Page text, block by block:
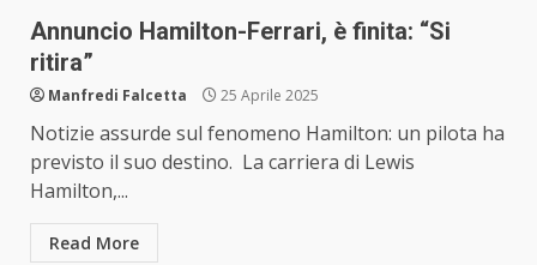
Annuncio Hamilton-Ferrari, è finita: “Si
ritira”
Manfredi Falcetta 25 Aprile 2025
Notizie assurde sul fenomeno Hamilton: un pilota ha
previsto il suo destino. La carriera di Lewis
Hamilton,...
Read More